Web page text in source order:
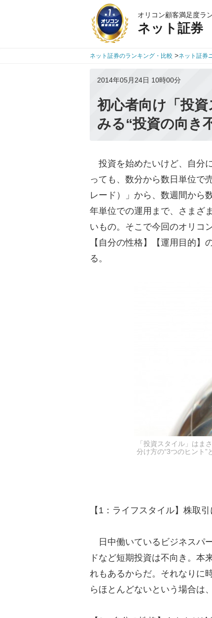
オリコン顧客満足度ラ
ネット証券
ネット証券のランキング・比較 >ネット証券
2014年05月24日 10時00分
初心者向け「投
みる“投資の向き
投資を始めたいけど、自分
っても、数分から数日単位で
レード）」から、数週間から
年単位での運用まで、さまざ
いもの。そこで今回のオリコ
【自分の性格】【運用目的
る。
「投資スタイル」はま
分け方の“3つのヒント”
【1：ライフスタイル】株取
日中働いているビジネスパ
ドなど短期投資は不向き。本
れもあるからだ。それなりに
らほとんどないという場合は